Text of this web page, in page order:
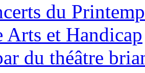
du
Arts et Handicap
du théâtre